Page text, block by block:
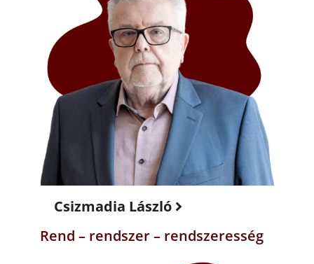
Csizmadia László
Rend – rendszer – rendszeresség